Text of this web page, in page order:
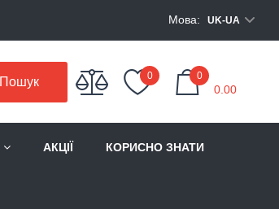
Мова: UK-UA
Пошук 0 0
0.00
АКЦІЇ КОРИСНО ЗНАТИ